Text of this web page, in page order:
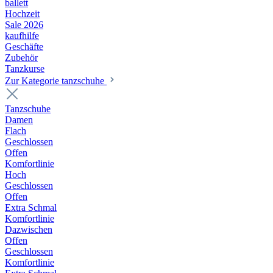
ballett
Hochzeit
Sale 2026
kaufhilfe
Geschäfte
Zubehör
Tanzkurse
Zur Kategorie tanzschuhe
Tanzschuhe
Damen
Flach
Geschlossen
Offen
Komfortlinie
Hoch
Geschlossen
Offen
Extra Schmal
Komfortlinie
Dazwischen
Offen
Geschlossen
Komfortlinie